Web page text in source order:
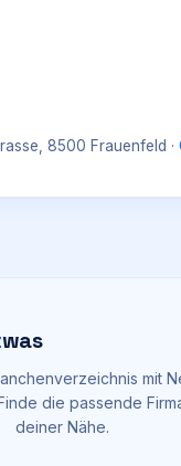
8500 Frauenfeld ·
was
mit
die passende
deiner Nähe.